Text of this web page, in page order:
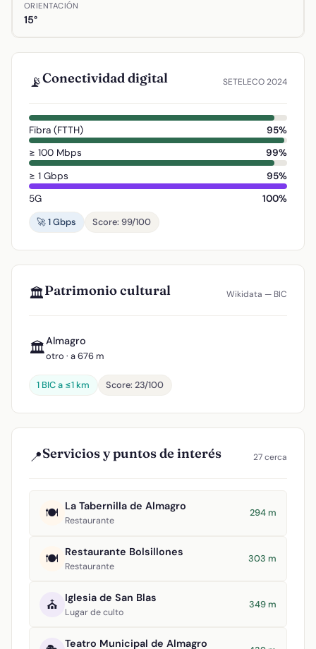
ORIENTACIÓN
15°
📡Conectividad digital SETELECO 2024
Fibra (FTTH)
95%
≥ 100 Mbps
99%
≥ 1 Gbps
95%
5G
100%
🚀 1 Gbps
Score: 99/100
🏛️Patrimonio cultural Wikidata — BIC
🏛️Almagro
otro · a 676 m
1 BIC a ≤1 km Score: 23/100
📍Servicios y puntos de interés 27 cerca
🍽️ La Tabernilla de Almagro
Restaurante
294 m
🍽️ Restaurante Bolsillones
Restaurante
303 m
⛪ Iglesia de San Blas
Lugar de culto
349 m
Teatro Municipal de Almagro